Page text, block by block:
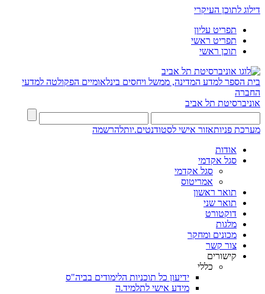
דילוג לתוכן העיקרי
תפריט עליון
תפריט ראשי
תוכן ראשי
בית הספר למדע המדינה, ממשל ויחסים בינלאומיים הפקולטה למדעי
החברה
אוניברסיטת תל אביב
מערכת פניותאזור אישי לסטודנטים.יותלהרשמה
אודות
סגל אקדמי
סגל אקדמי
אמריטוס
תואר ראשון
תואר שני
דוקטורט
מלגות
מכונים ומחקר
צור קשר
קישורים
כללי
ידיעון כל תוכניות הלימודים בביה"ס
מידע אישי לתלמיד.ה